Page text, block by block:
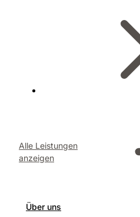
Alle Leistungen
anzeigen
Über uns